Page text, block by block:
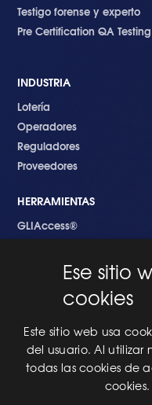
Testigo forense y experto
Pre Certification QA Testing
INDUSTRIA
Lotería
Operadores
Reguladores
Proveedores
HERRAMIENTAS
GLIAccess®
EMPEZANDO
Nuevo en GLI
Nuevo Software
Una Nueva Máquina
Modificaciones al Software
Modificaciones al
Ese sitio
cookies
Este sitio web usa
del usuario. Al utilizar
todas las cookies de
cookies.